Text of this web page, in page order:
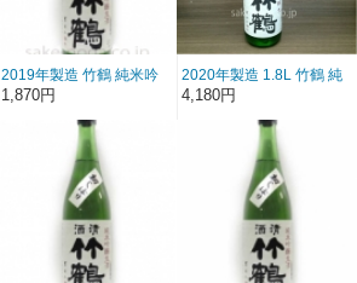
2019年製造 竹鶴 純米吟
醸生酒 初しぼり (720ml)
1,870円
2020年製造 1.8L 竹鶴 純
米吟醸生酒 初しぼり
4,180円